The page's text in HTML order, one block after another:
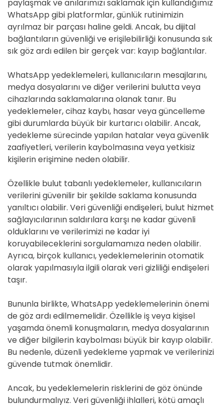
paylaşmak ve anılarımızı saklamak için kullandığımız
WhatsApp gibi platformlar, günlük rutinimizin
ayrılmaz bir parçası haline geldi. Ancak, bu dijital
bağlantıların güvenliği ve erişilebilirliği konusunda sık
sık göz ardı edilen bir gerçek var: kayıp bağlantılar.
WhatsApp yedeklemeleri, kullanıcıların mesajlarını,
medya dosyalarını ve diğer verilerini bulutta veya
cihazlarında saklamalarına olanak tanır. Bu
yedeklemeler, cihaz kaybı, hasar veya güncelleme
gibi durumlarda büyük bir kurtarıcı olabilir. Ancak,
yedekleme sürecinde yapılan hatalar veya güvenlik
zaafiyetleri, verilerin kaybolmasına veya yetkisiz
kişilerin erişimine neden olabilir.
Özellikle bulut tabanlı yedeklemeler, kullanıcıların
verilerini güvenilir bir şekilde saklama konusunda
yanıltıcı olabilir. Veri güvenliği endişeleri, bulut hizmet
sağlayıcılarının saldırılara karşı ne kadar güvenli
olduklarını ve verilerimizi ne kadar iyi
koruyabileceklerini sorgulamamıza neden olabilir.
Ayrıca, birçok kullanıcı, yedeklemelerinin otomatik
olarak yapılmasıyla ilgili olarak veri gizliliği endişeleri
taşır.
Bununla birlikte, WhatsApp yedeklemelerinin önemi
de göz ardı edilmemelidir. Özellikle iş veya kişisel
yaşamda önemli konuşmaların, medya dosyalarının
ve diğer bilgilerin kaybolması büyük bir kayıp olabilir.
Bu nedenle, düzenli yedekleme yapmak ve verilerinizi
güvende tutmak önemlidir.
Ancak, bu yedeklemelerin risklerini de göz önünde
bulundurmalıyız. Veri güvenliği ihlalleri, kötü amaçlı